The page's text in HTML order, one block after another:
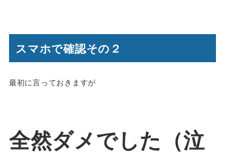
スマホで確認その２
最初に言っておきますが
全然ダメでした（泣